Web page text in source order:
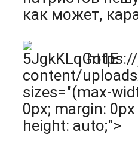
как может,
content/
sizes="(max-
0px; margin:
height: auto;">